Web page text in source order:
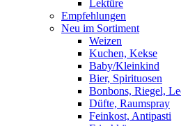
Lektüre
Empfehlungen
Neu im Sortiment
Weizen
Kuchen, Kekse
Baby/Kleinkind
Bier, Spirituosen
Bonbons, Riegel,
Düfte, Raumspray
Feinkost, Antipasti